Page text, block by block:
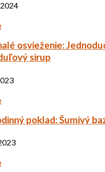
osvieženie:
sirup
poklad: Šumivý